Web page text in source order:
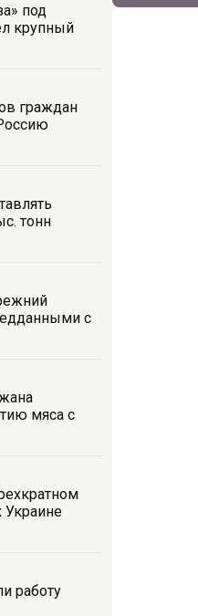
под
крупный
граждан
тонн
с
мяса с
Украине
работу